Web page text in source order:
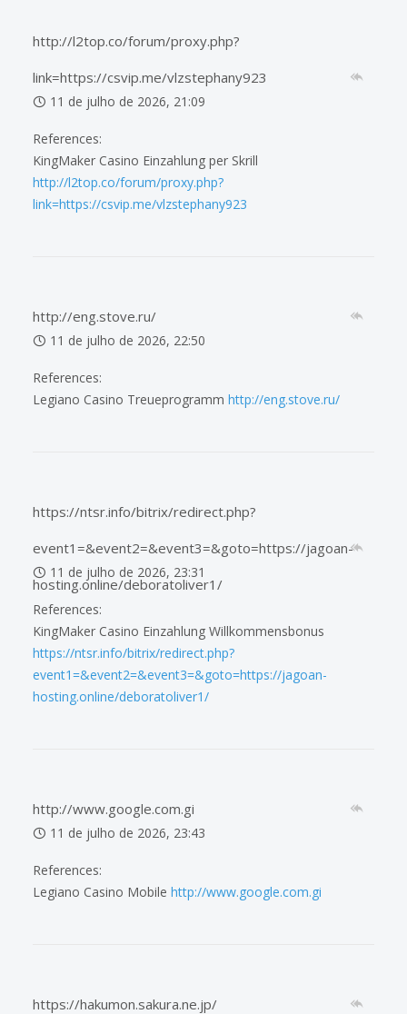
http://l2top.co/forum/proxy.php?
link=https://csvip.me/vlzstephany923
11 de julho de 2026, 21:09
References:
KingMaker Casino Einzahlung per Skrill
http://l2top.co/forum/proxy.php?
link=https://csvip.me/vlzstephany923
http://eng.stove.ru/
11 de julho de 2026, 22:50
References:
Legiano Casino Treueprogramm http://eng.stove.ru/
https://ntsr.info/bitrix/redirect.php?
event1=&event2=&event3=&goto=https://jagoan-
hosting.online/deboratoliver1/
11 de julho de 2026, 23:31
References:
KingMaker Casino Einzahlung Willkommensbonus
https://ntsr.info/bitrix/redirect.php?
event1=&event2=&event3=&goto=https://jagoan-
hosting.online/deboratoliver1/
http://www.google.com.gi
11 de julho de 2026, 23:43
References:
Legiano Casino Mobile http://www.google.com.gi
https://hakumon.sakura.ne.jp/